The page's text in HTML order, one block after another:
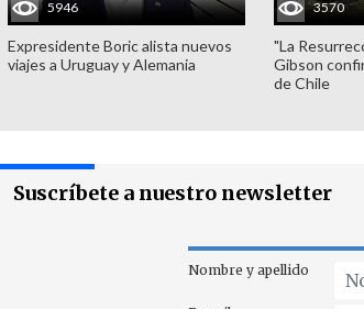
5946
Expresidente Boric alista nuevos
viajes a Uruguay y Alemania
3570
"La
Gibson
de Chile
Suscríbete a nuestro newsletter
Nombre y apellido